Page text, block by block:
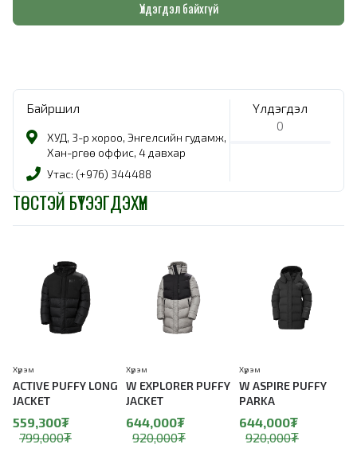
Үлдэгдэл байхгүй
Байршил
ХУД, 3-р хороо, Энгелсийн гудамж,
Хан-Өргөө оффис, 4 давхар
Утас: (+976) 344488
Үлдэгдэл
0
ТӨСТЭЙ БҮТЭЭГДЭХҮҮН
30%
ACTIVE PUFFY LONG
JACKET
Хүрэм
559,300₮
799,000₮
30%
W EXPLORER PUFFY
JACKET
Хүрэм
644,000₮
920,000₮
W ASPIRE PUFFY
PARKA
Хүрэм
644,000₮
920,000₮